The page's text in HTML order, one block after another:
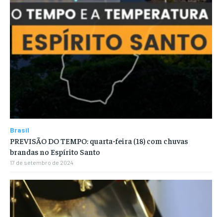
Brasil
PREVISÃO DO TEMPO: quarta-feira (18) com chuvas
brandas no Espírito Santo
17 de setembro de 2024